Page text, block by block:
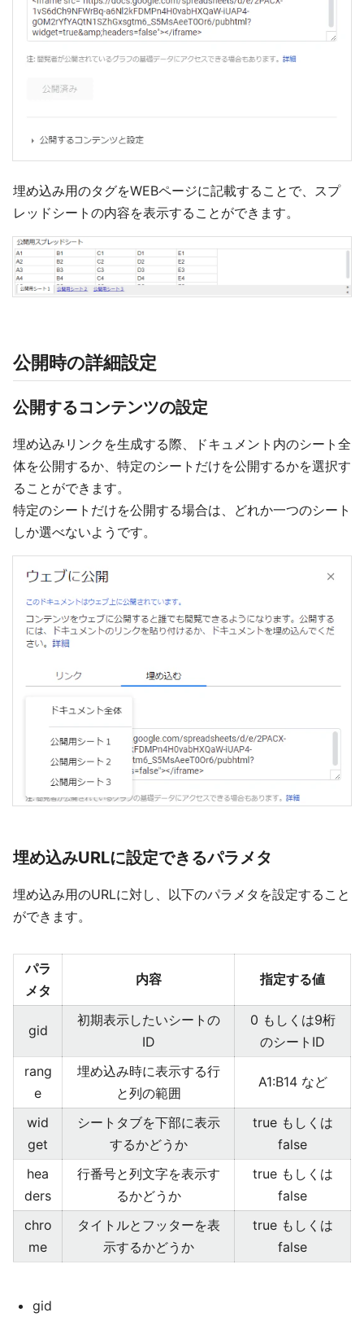
埋め込み用のタグをWEBページに記載することで、スプ
レッドシートの内容を表示することができます。
公開時の詳細設定
公開するコンテンツの設定
埋め込みリンクを生成する際、ドキュメント内のシート全
体を公開するか、特定のシートだけを公開するかを選択す
ることができます。
特定のシートだけを公開する場合は、どれか一つのシート
しか選べないようです。
埋め込みURLに設定できるパラメタ
埋め込み用のURLに対し、以下のパラメタを設定すること
ができます。
パラ
メタ
内容 指定する値
gid
初期表示したいシートの
ID
0 もしくは9桁
のシートID
rang
e
埋め込み時に表示する行
と列の範囲
A1:B14 など
wid
get
シートタブを下部に表示
するかどうか
true もしくは
false
hea
ders
行番号と列文字を表示す
るかどうか
true もしくは
false
chro
me
タイトルとフッターを表
示するかどうか
true もしくは
false
gid